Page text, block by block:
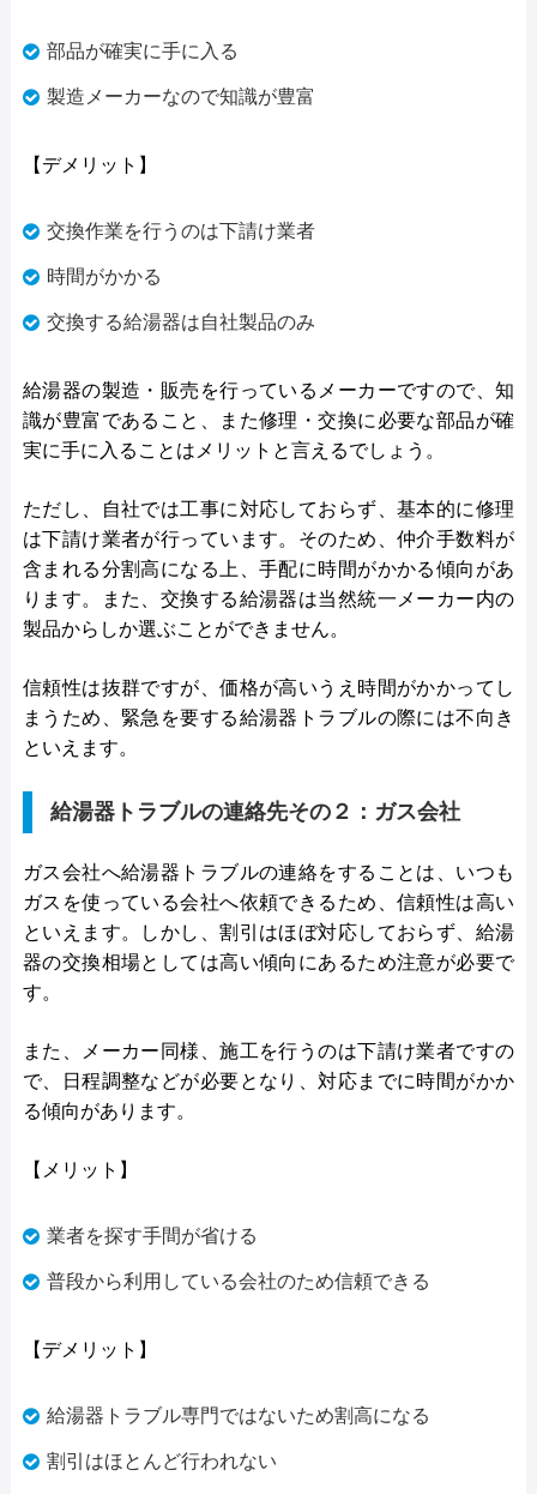
部品が確実に手に入る
製造メーカーなので知識が豊富
【デメリット】
交換作業を行うのは下請け業者
時間がかかる
交換する給湯器は自社製品のみ
給湯器の製造・販売を行っているメーカーですので、知
識が豊富であること、また修理・交換に必要な部品が確
実に手に入ることはメリットと言えるでしょう。
ただし、自社では工事に対応しておらず、基本的に修理
は下請け業者が行っています。そのため、仲介手数料が
含まれる分割高になる上、手配に時間がかかる傾向があ
ります。また、交換する給湯器は当然統一メーカー内の
製品からしか選ぶことができません。
信頼性は抜群ですが、価格が高いうえ時間がかかってし
まうため、緊急を要する給湯器トラブルの際には不向き
といえます。
給湯器トラブルの連絡先その２：ガス会社
ガス会社へ給湯器トラブルの連絡をすることは、いつも
ガスを使っている会社へ依頼できるため、信頼性は高い
といえます。しかし、割引はほぼ対応しておらず、給湯
器の交換相場としては高い傾向にあるため注意が必要で
す。
また、メーカー同様、施工を行うのは下請け業者ですの
で、日程調整などが必要となり、対応までに時間がかか
る傾向があります。
【メリット】
業者を探す手間が省ける
普段から利用している会社のため信頼できる
【デメリット】
給湯器トラブル専門ではないため割高になる
割引はほとんど行われない